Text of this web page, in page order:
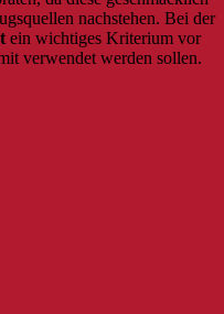
nachstehen. Bei der
ein wichtiges Kriterium vor
verwendet werden sollen.